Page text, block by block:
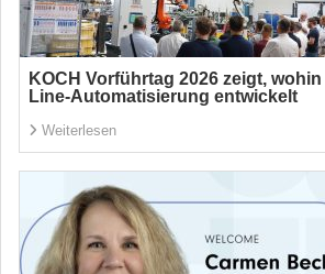
KOCH Vorführtag 2026 zeigt,
Line-Automatisierung entwickelt
Weiterlesen